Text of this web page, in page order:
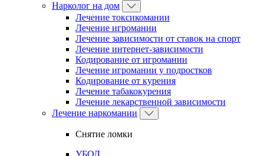
Нарколог на дом
Лечение токсикомании
Лечение игромании
Лечение зависимости от ставок на спорт
Лечение интернет-зависимости
Кодирование от игромании
Лечение игромании у подростков
Кодирование от курения
Лечение табакокурения
Лечение лекарственной зависимости
Лечение наркомании
Снятие ломки
УБОД